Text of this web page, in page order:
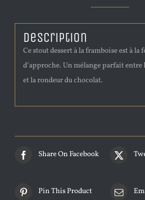
Description
Ce stout dessert à la framboise est à la
d’approche. Un mélange parfait
et la rondeur du chocolat.
Share On Facebook
Pin This Product